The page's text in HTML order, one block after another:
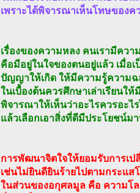
เพราะได้พิจารณาเห็นโทษของ
เรื่องของความหลง คนเรามีควา
คือมีอยู่ในใจของตนอยู่แล้ว เมื่อ
ปัญญาให้เกิด ให้มีความรู้ความฉ
ในเบื้องต้นควรศึกษาเล่าเรียนใ
พิจารณาให้เห็นว่าอะไรควรอะไ
แล้วเลือกเอาสิ่งที่ดีมีประโยชน์ม
การพัฒนาจิตใจให้ยอมรับการเ
เช่นไม่ยินดียินร้ายไปตามกระแส
ในส่วนของอกุศลมูล คือ ความโ